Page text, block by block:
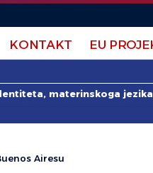
KONTAKT EU
materinskoga
Airesu